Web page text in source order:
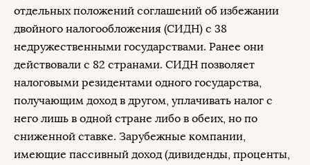
отдельных положений соглашений об избежании
двойного налогообложения (СИДН) с 38
недружественными государствами. Ранее они
действовали с 82 странами. СИДН позволяет
налоговыми резидентами одного государства,
получающим доход в другом, уплачивать налог с
него лишь в одной стране либо в обеих, но по
сниженной ставке. Зарубежные компании,
имеющие пассивный доход (дивиденды, проценты,